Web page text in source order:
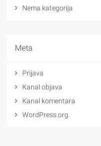
Nema kategorija
Meta
Prijava
Kanal objava
Kanal komentara
WordPress.org